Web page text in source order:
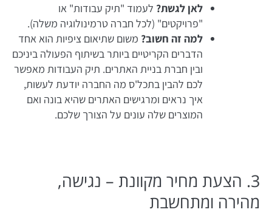
לאן לגשת? לעמוד "תיק עבודות" או
"פרויקטים" (לכל חברה טרמינולוגיה משלה).
למה זה חשוב? משום שתיאום ציפיות הוא אחד
הדברים הקריטיים ביותר בשיתוף הפעולה ביניכם
ובין חברת בניית האתרים. תיק העבודות מאפשר
לכם להבין בתכל'ס מה החברה יודעת לעשות,
איך נראים ומרגישים האתרים שהיא בונה ואם
המוצרים שלה עונים על הצורך שלכם.
3. הצעת מחיר מקוונת – נגישה,
מהירה ומתחשבת